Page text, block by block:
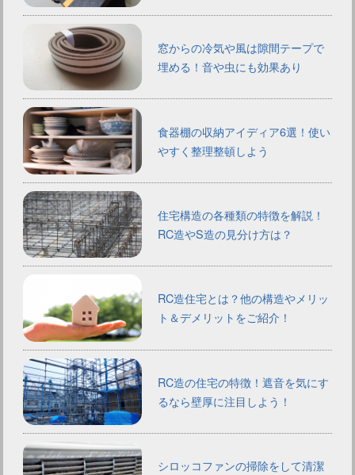
窓からの冷気や風は隙間テープで
埋める！音や虫にも効果あり
食器棚の収納アイディア6選！使い
やすく整理整頓しよう
住宅構造の各種類の特徴を解説！
RC造やS造の見分け方は？
RC造住宅とは？他の構造やメリッ
ト＆デメリットをご紹介！
RC造の住宅の特徴！遮音を気にす
るなら壁厚に注目しよう！
シロッコファンの掃除をして清潔